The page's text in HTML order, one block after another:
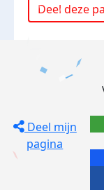
Deel deze
Deel mijn
pagina